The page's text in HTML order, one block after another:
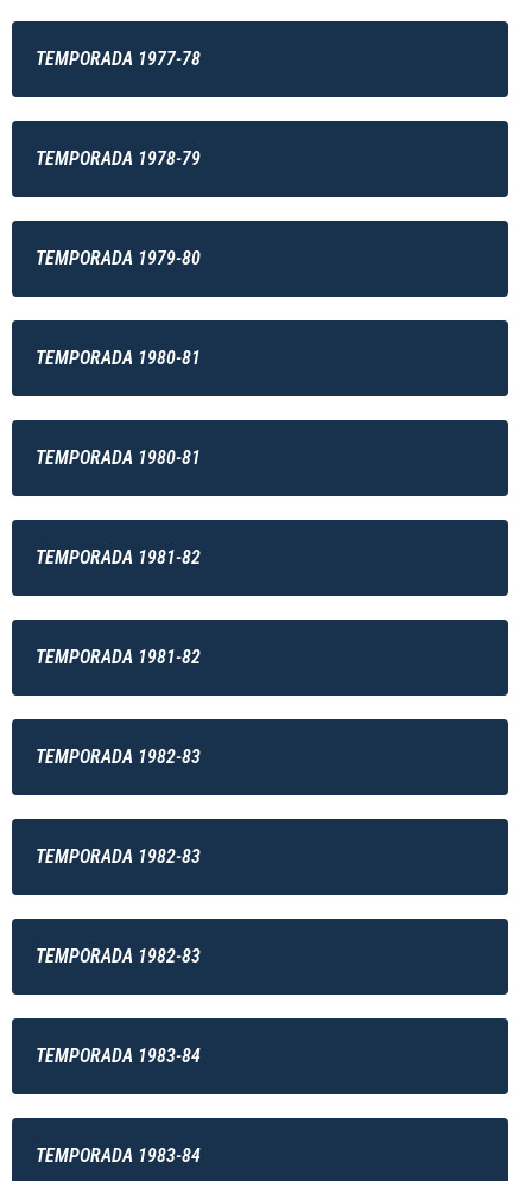
TEMPORADA 1977-78
TEMPORADA 1978-79
TEMPORADA 1979-80
TEMPORADA 1980-81
TEMPORADA 1980-81
TEMPORADA 1981-82
TEMPORADA 1981-82
TEMPORADA 1982-83
TEMPORADA 1982-83
TEMPORADA 1982-83
TEMPORADA 1983-84
TEMPORADA 1983-84